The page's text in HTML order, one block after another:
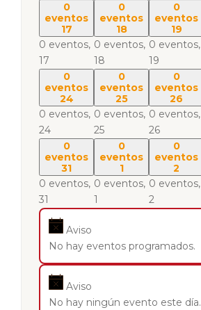
0
eventos
17
0 eventos,
17
0
eventos
18
0 eventos,
18
0
eventos
19
0 eventos,
19
0
eventos
24
0 eventos,
24
0
eventos
25
0 eventos,
25
0
eventos
26
0 eventos,
26
0
eventos
31
0 eventos,
31
0
eventos
1
0 eventos,
1
0
eventos
2
0 eventos,
2
Aviso
No hay eventos programados.
Aviso
No hay ningún evento este día.